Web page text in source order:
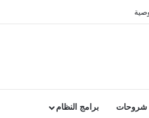
شروحات برامج النظام